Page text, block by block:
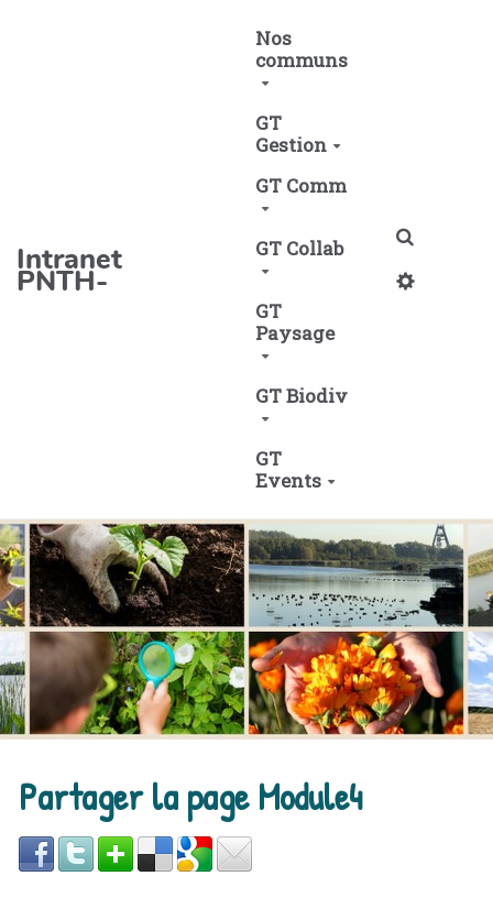
Aller au contenu principal
Intranet
PNTH-
Nos
communs
GT
Gestion
GT Comm
GT Collab
GT
Paysage
GT Biodiv
GT
Events
Partager la page Module4